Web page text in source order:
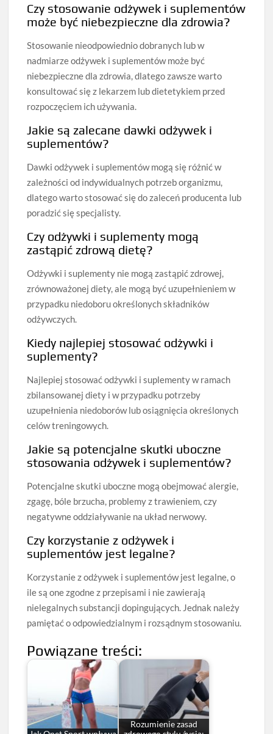
Czy stosowanie odżywek i suplementów
może być niebezpieczne dla zdrowia?
Stosowanie nieodpowiednio dobranych lub w
nadmiarze odżywek i suplementów może być
niebezpieczne dla zdrowia, dlatego zawsze warto
konsultować się z lekarzem lub dietetykiem przed
rozpoczęciem ich używania.
Jakie są zalecane dawki odżywek i
suplementów?
Dawki odżywek i suplementów mogą się różnić w
zależności od indywidualnych potrzeb organizmu,
dlatego warto stosować się do zaleceń producenta lub
poradzić się specjalisty.
Czy odżywki i suplementy mogą
zastąpić zdrową dietę?
Odżywki i suplementy nie mogą zastąpić zdrowej,
zrównoważonej diety, ale mogą być uzupełnieniem w
przypadku niedoboru określonych składników
odżywczych.
Kiedy najlepiej stosować odżywki i
suplementy?
Najlepiej stosować odżywki i suplementy w ramach
zbilansowanej diety i w przypadku potrzeby
uzupełnienia niedoborów lub osiągnięcia określonych
celów treningowych.
Jakie są potencjalne skutki uboczne
stosowania odżywek i suplementów?
Potencjalne skutki uboczne mogą obejmować alergie,
zgagę, bóle brzucha, problemy z trawieniem, czy
negatywne oddziaływanie na układ nerwowy.
Czy korzystanie z odżywek i
suplementów jest legalne?
Korzystanie z odżywek i suplementów jest legalne, o
ile są one zgodne z przepisami i nie zawierają
nielegalnych substancji dopingujących. Jednak należy
pamiętać o odpowiedzialnym i rozsądnym stosowaniu.
Powiązane treści:
Rozumienie zasad